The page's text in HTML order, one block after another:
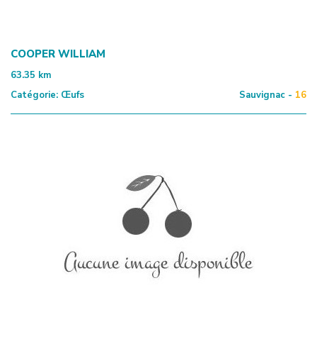
COOPER WILLIAM
63.35 km
Catégorie: Œufs Sauvignac - 16